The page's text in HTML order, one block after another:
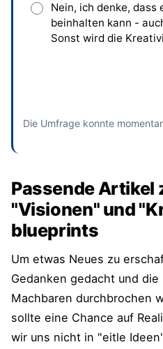
Nein, ich denke, dass
beinhalten kann -
Sonst wird die
Die Umfrage konnte
Passende Artikel
"Visionen" und
blueprints
Um etwas Neues zu
Gedanken gedacht und
Machbaren durchbrochen
sollte eine Chance auf
wir uns nicht in "eitle